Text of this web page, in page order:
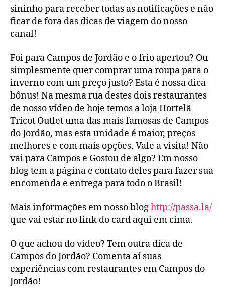
sininho para receber todas as notificações e não
ficar de fora das dicas de viagem do nosso
canal!
Foi para Campos de Jordão e o frio apertou? Ou
simplesmente quer comprar uma roupa para o
inverno com um preço justo? Esta é nossa dica
bônus! Na mesma rua destes dois restaurantes
de nosso vídeo de hoje temos a loja Hortelã
Tricot Outlet uma das mais famosas de Campos
do Jordão, mas esta unidade é maior, preços
melhores e com mais opções. Vale a visita! Não
vai para Campos e Gostou de algo? Em nosso
blog tem a página e contato deles para fazer sua
encomenda e entrega para todo o Brasil!
Mais informações em nosso bloghttp://passa.la/
que vai estar no link do card aqui em cima.
O que achou do vídeo? Tem outra dica de
Campos do Jordão? Comenta aí suas
experiências com restaurantes em Campos do
Jordão!